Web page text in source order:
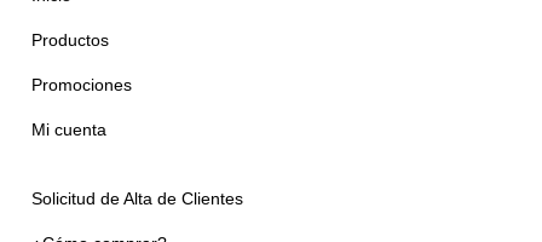
Productos
Promociones
Mi cuenta
Solicitud de Alta de Clientes